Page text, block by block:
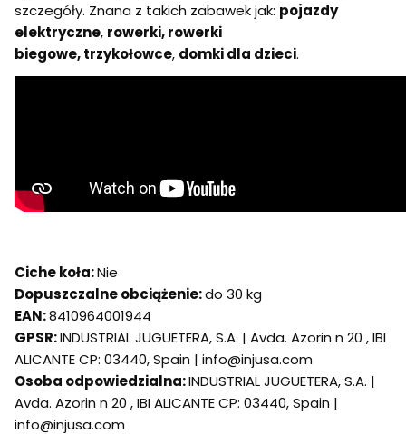
szczegóły. Znana z takich zabawek jak: pojazdy
elektryczne, rowerki, rowerki
biegowe, trzykołowce, domki dla dzieci.
Ciche koła:Nie
Dopuszczalne obciążenie:do 30 kg
EAN:8410964001944
GPSR:INDUSTRIAL JUGUETERA, S.A. | Avda. Azorin n 20 , IBI
ALICANTE CP: 03440, Spain | info@injusa.com
Osoba odpowiedzialna:INDUSTRIAL JUGUETERA, S.A. |
Avda. Azorin n 20 , IBI ALICANTE CP: 03440, Spain |
info@injusa.com